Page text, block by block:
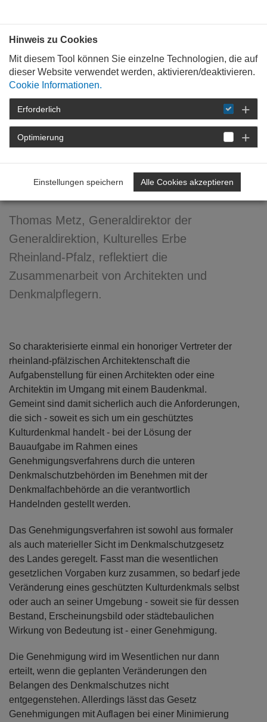
STARTSEITE DETAIL
„Meist nur eine Frage von
guter Architektur“
Thomas Metz, Generaldirektor der
Generaldirektion, Kulturelles Erbe
Rheinland-Pfalz, reflektiert die
Zusammenarbeit von Architekten und
Denkmalpflegern.
So charakterisierte einmal ein honoriger Vertreter der
rheinland-pfälzischen Architektenschaft die
Aufgabenstellung für einen Architekten oder eine
Architektin im Umgang mit einem Baudenkmal.
Gemeint sind damit sicherlich auch die Anforderungen,
die sich - soweit es sich um ein geschütztes
Kulturdenkmal handelt - bei der Lösung der
Bauaufgabe im Rahmen eines
Genehmigungsverfahrens durch die unteren
Denkmalschutzbehörden im Benehmen mit der
Denkmalfachbehörde an die verantwortlich
Handelnden gestellt werden.
Das Genehmigungsverfahren ist sowohl aus formaler
als auch materieller Sicht im Denkmalschutzgesetz
des Landes geregelt. Fasst man die wesentlichen
gesetzlichen Vorgaben kurz zusammen, so bedarf jede
Veränderung eines geschützten Kulturdenkmals selbst
oder auch an seiner Umgebung - soweit sie für dessen
Bestand, Erscheinungsbild oder städtebaulichen
Wirkung von Bedeutung ist - einer Genehmigung.
Die Genehmigung wird im Wesentlichen nur dann
erteilt, wenn die geplanten Veränderungen den
Belangen des Denkmalschutzes nicht
entgegenstehen. Allerdings lässt das Gesetz
Genehmigungen mit Auflagen bei einer Minimierung
Hinweis zu Cookies
Mit diesem Tool können Sie einzelne Technologien, die auf
dieser Website verwendet werden, aktivieren/deaktivieren.
Cookie Informationen.
Erforderlich
Optimierung
Einstellungen speichern Alle Cookies akzeptieren